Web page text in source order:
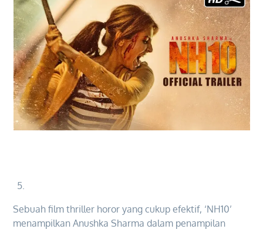
Sebuah film thriller horor yang cukup efektif, ‘NH10’
menampilkan Anushka Sharma dalam penampilan